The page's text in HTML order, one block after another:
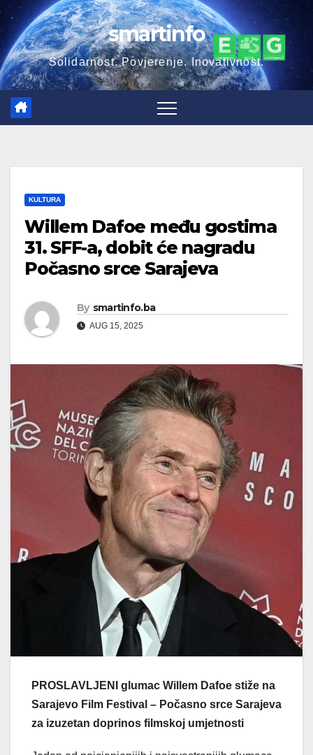
Skip
to
content
smartinfo
Solidarnost. Povjerenje. Inovativnost.
KULTURA
Willem Dafoe među gostima
31. SFF-a, dobit će nagradu
Počasno srce Sarajeva
By smartinfo.ba
AUG 15, 2025
PROSLAVLJENI glumac Willem Dafoe stiže na
Sarajevo Film Festival – Počasno srce Sarajeva
za izuzetan doprinos filmskoj umjetnosti